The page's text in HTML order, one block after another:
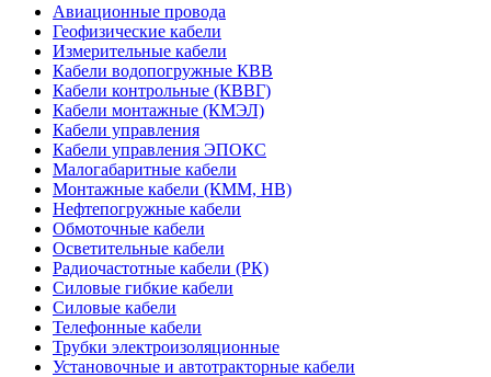
Авиационные провода
Геофизические кабели
Измерительные кабели
Кабели водопогружные КВВ
Кабели контрольные (КВВГ)
Кабели монтажные (КМЭЛ)
Кабели управления
Кабели управления ЭПОКС
Малогабаритные кабели
Монтажные кабели (КММ, НВ)
Нефтепогружные кабели
Обмоточные кабели
Осветительные кабели
Радиочастотные кабели (РК)
Силовые гибкие кабели
Силовые кабели
Телефонные кабели
Трубки электроизоляционные
Установочные и автотракторные кабели